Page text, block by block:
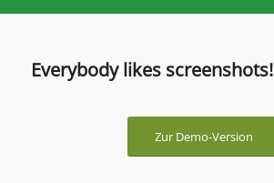
Everybody likes screenshots!
Zur Demo-Version